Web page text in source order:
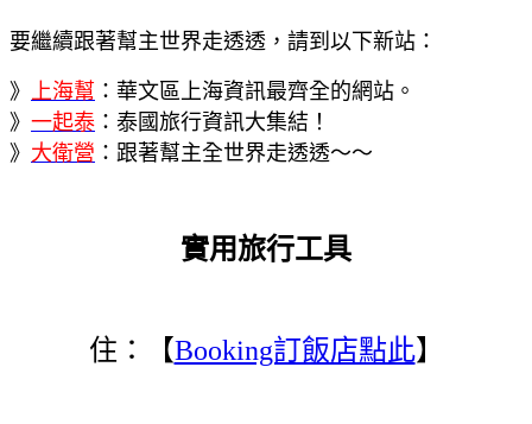
要繼續跟著幫主世界走透透，請到以下新站：
》 上海幫 ：華文區上海資訊最齊全的網站。
》 一起泰 ：泰國旅行資訊大集結！
》 大衛營 ：跟著幫主全世界走透透～～
實用旅行工具
住：【Booking訂飯店點此】